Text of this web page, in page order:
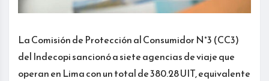
La Comisión de Protección al Consumidor N°3 (CC3)
del Indecopi sancionó a siete agencias de viaje que
operan en Lima con un total de 380.28 UIT, equivalente